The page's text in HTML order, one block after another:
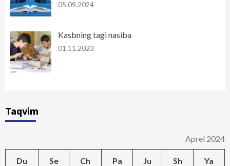
05.09.2024
Kasbning tagi nasiba
01.11.2023
Taqvim
Aprel 2024
Du Se Ch Pa Ju Sh Ya